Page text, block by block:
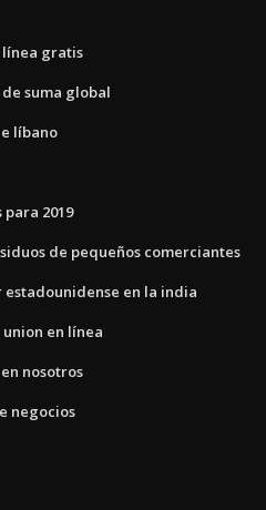
línea gratis
suma global
líbano
2019
de pequeños comerciantes
en la india
en línea
nosotros
negocios